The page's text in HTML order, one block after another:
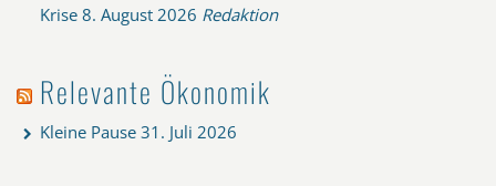
Krise 8. August 2026 Redaktion
Relevante Ökonomik
Kleine Pause 31. Juli 2026